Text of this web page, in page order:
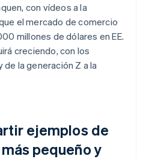
con vídeos a la
el mercado de comercio
millones de dólares en EE.
creciendo, con los
la generación Z a la
ejemplos de
pequeño y